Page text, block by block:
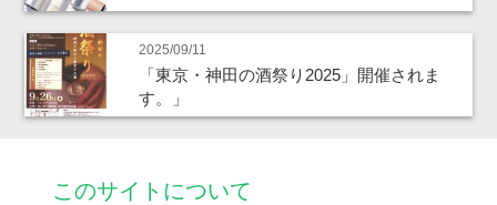
2025/09/11
「東京・神田の酒祭り2025」開催されま
す。」
このサイトについて